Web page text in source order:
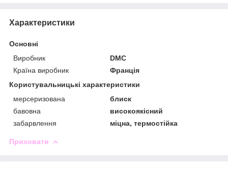
Характеристики
Основні
Виробник
DMC
Країна виробник
Франція
Користувальницькі характеристики
мерсеризована
блиск
бавовна
високоякісний
забарвлення
міцна, термостійка
Приховати